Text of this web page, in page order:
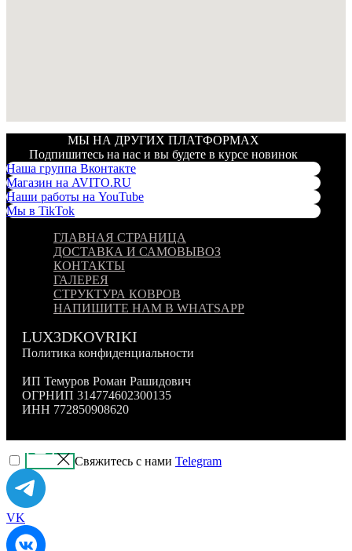
МЫ НА ДРУГИХ ПЛАТФОРМАХ
Подпишитесь на нас и вы будете в курсе новинок
Наша группа Вконтакте
Магазин на AVITO.RU
Наши работы на YouTube
Мы в TikTok
ГЛАВНАЯ СТРАНИЦА
ДОСТАВКА И САМОВЫВОЗ
КОНТАКТЫ
ГАЛЕРЕЯ
СТРУКТУРА КОВРОВ
НАПИШИТЕ НАМ В WHATSAPP
LUX3DKOVRIKI
Политика конфиденциальности
ИП Темуров Роман Рашидович
ОГРНИП 314774602300135
ИНН 772850908620
Свяжитесь с нами Telegram
VK